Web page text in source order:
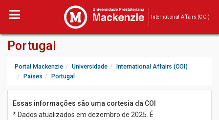
International Affairs (COI)
Portugal
Portal Mackenzie Universidade
International Affairs (COI)
Países
Portugal
Essas informações são uma cortesia da COI
* Dados atualizados em dezembro de 2025. É